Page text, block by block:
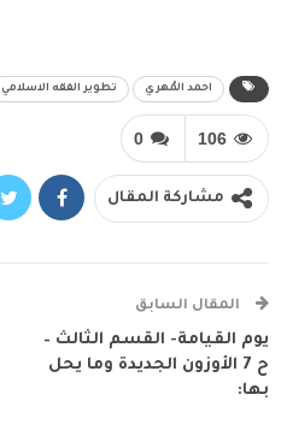
احمد المُهري تطوير الفقه الاسلامي
0 106
مشاركة المقال
المقال السابق
يوم القيامة- القسم الثالث –
ح 7 الأوزون الجديدة وما يحل
بها: